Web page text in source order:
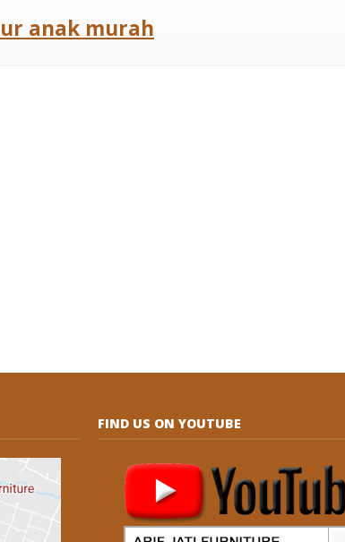
anak murah
FIND US ON YOUTUBE